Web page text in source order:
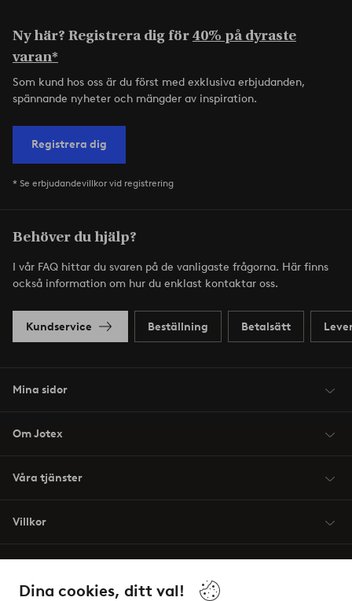
Dina cookies, ditt val!
Ny här? Registrera dig för40% på dyraste
varan*
Som kund hos oss är du först med exklusiva erbjudanden,
spännande nyheter och mängder av inspiration.
Registrera dig
* Se erbjudandevillkor vid registrering
Behöver du hjälp?
I vår FAQ hittar du svaren på de vanligaste frågorna. Här finns
också information om hur du enklast kontaktar oss.
Kundservice Beställning Betalsätt
Mina sidor
Om Jotex
Våra tjänster
Villkor